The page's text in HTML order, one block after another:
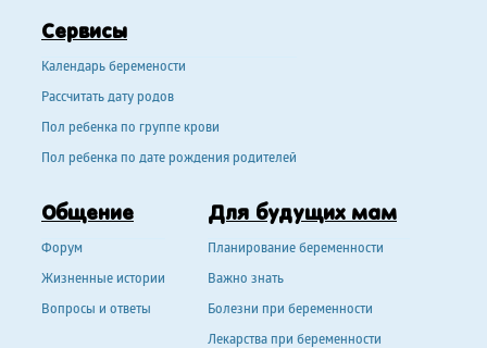
Сервисы
Календарь беремености
Рассчитать дату родов
Пол ребенка по группе крови
Пол ребенка по дате рождения родителей
Общение
Форум
Жизненные истории
Вопросы и ответы
Для будущих мам
Планирование беременности
Важно знать
Болезни при беременности
Лекарства при беременности